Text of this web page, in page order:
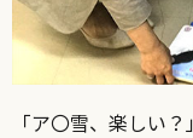
「ア〇雪、楽しい